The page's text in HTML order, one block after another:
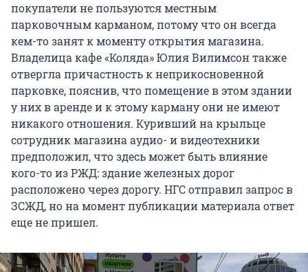
покупатели не пользуются местным
парковочным карманом, потому что он всегда
кем-то занят к моменту открытия магазина.
Владелица кафе «Коляда» Юлия Вилимсон также
отвергла причастность к неприкосновенной
парковке, пояснив, что помещение в этом здании
у них в аренде и к этому карману они не имеют
никакого отношения. Куривший на крыльце
сотрудник магазина аудио- и видеотехники
предположил, что здесь может быть влияние
кого-то из РЖД: здание железных дорог
расположено через дорогу. НГС отправил запрос в
ЗСЖД, но на момент публикации материала ответ
еще не пришел.